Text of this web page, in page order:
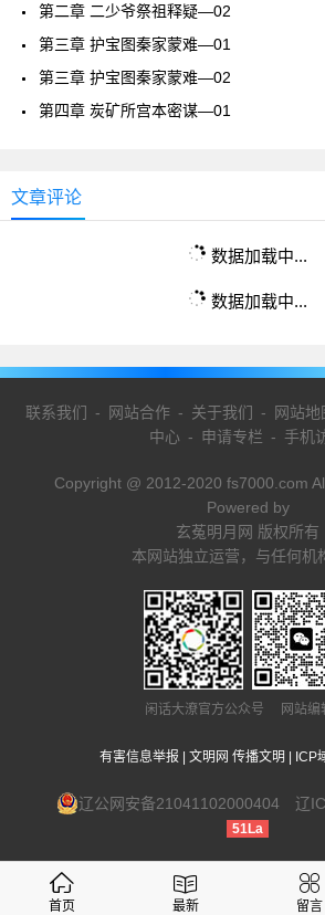
第二章 二少爷祭祖释疑—02
第三章 护宝图秦家蒙难—01
第三章 护宝图秦家蒙难—02
第四章 炭矿所宫本密谋—01
文章评论
数据加载中...
数据加载中...
联系我们 - 网站合作- 关于我们 - 网站地
中心 - 申请专栏 - 手机
Copyright @ 2012-2020 fs7000.com
Powered by
玄菟明月网 版权所有
本网站独立运营，与任何机
闲话大潦官方公众号 网站
有害信息举报 文明网 传播文明 ICP
辽公网安备21041102000404 辽
51La
首页 最新 留言